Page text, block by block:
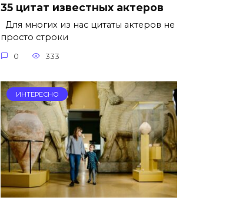
35 цитат известных актеров
Для многих из нас цитаты актеров не
просто строки
0 333
ИНТЕРЕСНО